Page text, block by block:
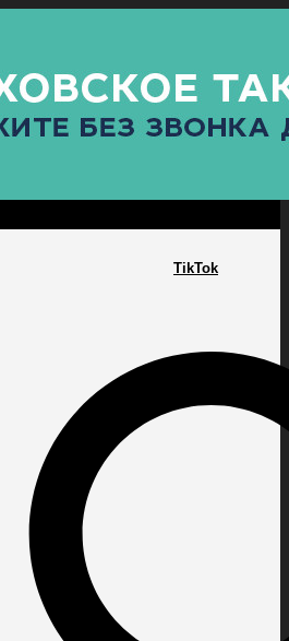
TikTok
ПРОКУРАТУРАСПОРТ